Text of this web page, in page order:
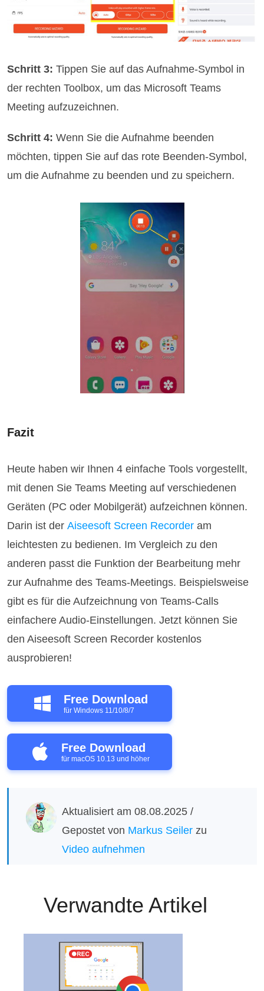
Schritt 3: Tippen Sie auf das Aufnahme-Symbol in
der rechten Toolbox, um das Microsoft Teams
Meeting aufzuzeichnen.
Schritt 4: Wenn Sie die Aufnahme beenden
möchten, tippen Sie auf das rote Beenden-Symbol,
um die Aufnahme zu beenden und zu speichern.
Fazit
Heute haben wir Ihnen 4 einfache Tools vorgestellt,
mit denen Sie Teams Meeting auf verschiedenen
Geräten (PC oder Mobilgerät) aufzeichnen können.
Darin ist derAiseesoft Screen Recorder am
leichtesten zu bedienen. Im Vergleich zu den
anderen passt die Funktion der Bearbeitung mehr
zur Aufnahme des Teams-Meetings. Beispielsweise
gibt es für die Aufzeichnung von Teams-Calls
einfachere Audio-Einstellungen. Jetzt können Sie
den Aiseesoft Screen Recorder kostenlos
ausprobieren!
Free Download
für Windows 11/10/8/7
Free Download
für macOS 10.13 und höher
Aktualisiert am 08.08.2025 /
Gepostet von Markus Seiler zu
Video aufnehmen
Verwandte Artikel